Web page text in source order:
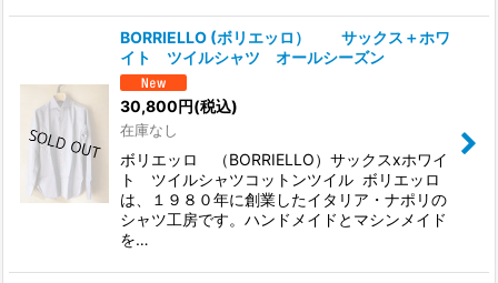
BORRIELLO (ボリエッロ） サックス＋ホワ
イト ツイルシャツ オールシーズン
30,800円(税込)
在庫なし
ボリエッロ （BORRIELLO）サックスxホワイ
ト ツイルシャツコットンツイル ボリエッロ
は、１９８０年に創業したイタリア・ナポリの
シャツ工房です。ハンドメイドとマシンメイド
を…